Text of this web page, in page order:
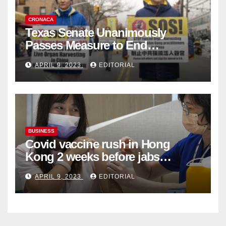
CRONACA
Texas Senate Unanimously
Passes Measure to End
Complicity in Beijing’s Forced
Organ Harvesting
APRIL 9, 2023 EDITORIAL
BUSINESS
Covid vaccine rush in Hong
Kong 2 weeks before jabs
become chargeable
APRIL 9, 2023 EDITORIAL